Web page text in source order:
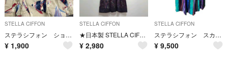
STELLA CIFFON
ステラシフォン ショートパンツ リネン ヨット柄 古着女子 36
¥ 1,900
STELLA CIFFON
★日本製 STELLA CIFFON 総柄 サテン プルオーバー ワンピース
¥ 2,980
STELLA CIFFON
ステラシフォン スカート
¥ 9,500